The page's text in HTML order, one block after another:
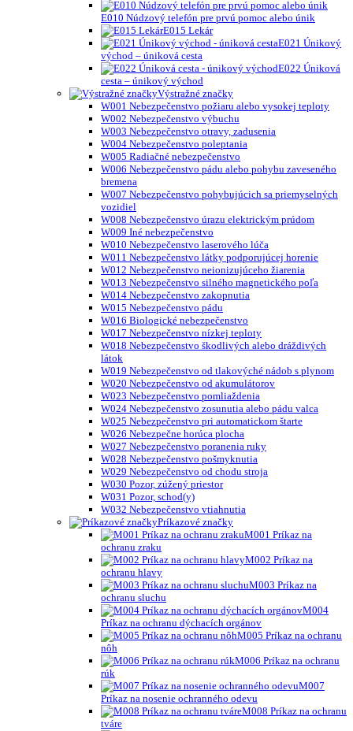
E010 Núdzový telefón pre prvú pomoc alebo únik
E015 Lekár
E021 Únikový
východ – úniková cesta
E022 Úniková
cesta – únikový východ
Výstražné značky
W001 Nebezpečenstvo požiaru alebo vysokej teploty
W002 Nebezpečenstvo výbuchu
W003 Nebezpečenstvo otravy, zadusenia
W004 Nebezpečenstvo poleptania
W005 Radiačné nebezpečenstvo
W006 Nebezpečenstvo pádu alebo pohybu zaveseného
bremena
W007 Nebezpečenstvo pohybujúcich sa priemyselných
vozidiel
W008 Nebezpečenstvo úrazu elektrickým prúdom
W009 Iné nebezpečenstvo
W010 Nebezpečenstvo laserového lúča
W011 Nebezpečenstvo látky podporujúcej horenie
W012 Nebezpečenstvo neionizujúceho žiarenia
W013 Nebezpečenstvo silného magnetického poľa
W014 Nebezpečenstvo zakopnutia
W015 Nebezpečenstvo pádu
W016 Biologické nebezpečenstvo
W017 Nebezpečenstvo nízkej teploty
W018 Nebezpečenstvo škodlivých alebo dráždivých
látok
W019 Nebezpečenstvo od tlakovýché nádob s plynom
W020 Nebezpečenstvo od akumulátorov
W023 Nebezpečenstvo pomliaždenia
W024 Nebezpečenstvo zosunutia alebo pádu valca
W025 Nebezpečenstvo pri automatickom štarte
W026 Nebezpečne horúca plocha
W027 Nebezpečenstvo poranenia ruky
W028 Nebezpečenstvo pošmyknutia
W029 Nebezpečenstvo od chodu stroja
W030 Pozor, zúžený priestor
W031 Pozor, schod(y)
W032 Nebezpečenstvo vtiahnutia
Príkazové značky
M001 Príkaz na
ochranu zraku
M002 Príkaz na
ochranu hlavy
M003 Príkaz na
ochranu sluchu
M004
Príkaz na ochranu dýchacích orgánov
M005 Príkaz na ochranu
nôh
M006 Príkaz na ochranu
rúk
M007
Príkaz na nosenie ochranného odevu
M008 Príkaz na ochranu
tváre